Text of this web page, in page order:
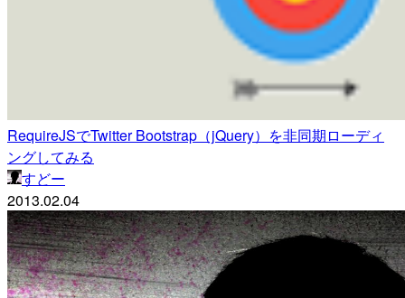
RequireJSでTwitter Bootstrap（jQuery）を非同期ローディ
ングしてみる
すどー
2013.02.04